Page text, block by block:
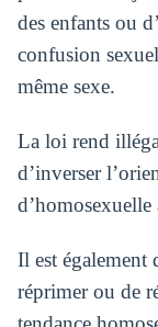
des enfants ou
confusion
même sexe.
La loi rend
d’inverser
d’homosexuelle
Il est également
réprimer ou de